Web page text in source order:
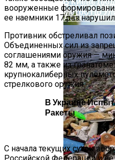
Вредно, Но
Асбест
Метро По
вооруженные
ее наемники 17 раз
Противник обстреливал
Объединенных сил из
соглашениями оружия —
82 мм, а также из
крупнокалиберных
стрелкового оружия.
В Украине
Ракеты
С начала текущих суток
Российской Федерации и